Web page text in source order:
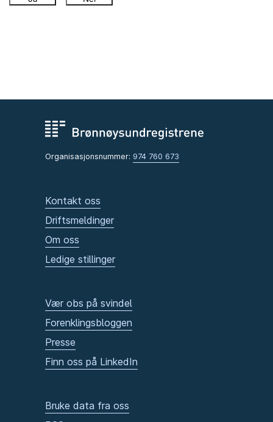
Organisasjonsnummer: 974 760 673
Kontakt oss
Driftsmeldinger
Om oss
Ledige stillinger
Vær obs på svindel
Forenklingsbloggen
Presse
Finn oss på LinkedIn
Bruke data fra oss